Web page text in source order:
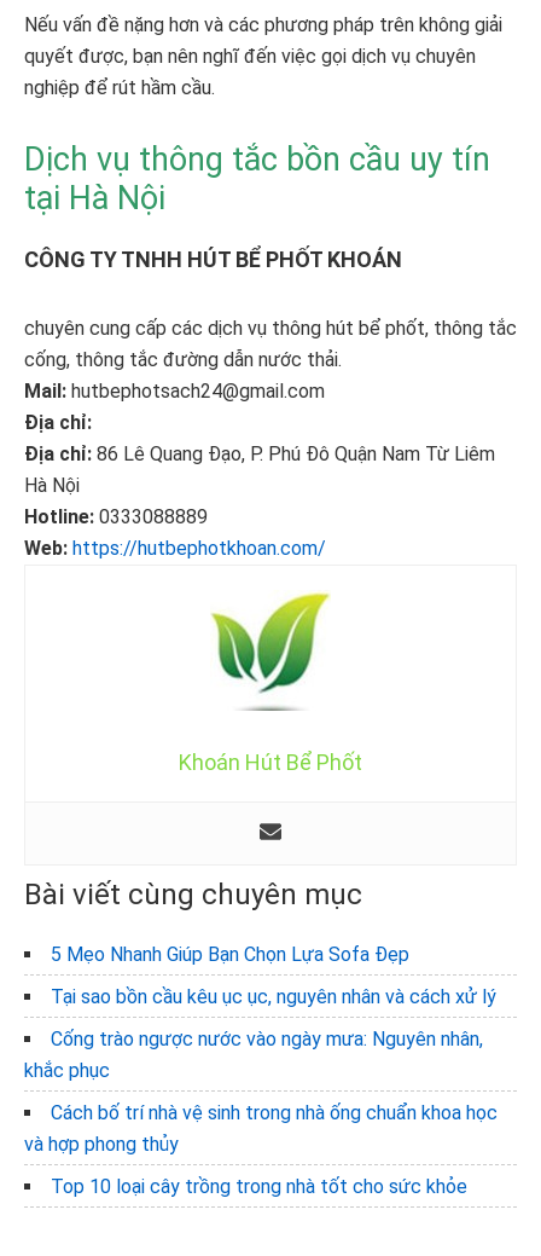
Nếu vấn đề nặng hơn và các phương pháp trên không giải
quyết được, bạn nên nghĩ đến việc gọi dịch vụ chuyên
nghiệp để rút hầm cầu.
Dịch vụ thông tắc bồn cầu uy tín
tại Hà Nội
CÔNG TY TNHH HÚT BỂ PHỐT KHOÁN
chuyên cung cấp các dịch vụ thông hút bể phốt, thông tắc
cống, thông tắc đường dẫn nước thải.
Mail: hutbephotsach24@gmail.com
Địa chỉ:
Địa chỉ: 86 Lê Quang Đạo, P. Phú Đô Quận Nam Từ Liêm
Hà Nội
Hotline: 0333088889
Web: https://hutbephotkhoan.com/
Khoán Hút Bể Phốt
Bài viết cùng chuyên mục
5 Mẹo Nhanh Giúp Bạn Chọn Lựa Sofa Đẹp
Tại sao bồn cầu kêu ục ục, nguyên nhân và cách xử lý
Cống trào ngược nước vào ngày mưa: Nguyên nhân,
khắc phục
Cách bố trí nhà vệ sinh trong nhà ống chuẩn khoa học
và hợp phong thủy
Top 10 loại cây trồng trong nhà tốt cho sức khỏe